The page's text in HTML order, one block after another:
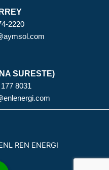
2220
SURESTE)
8031
REN ENERGI